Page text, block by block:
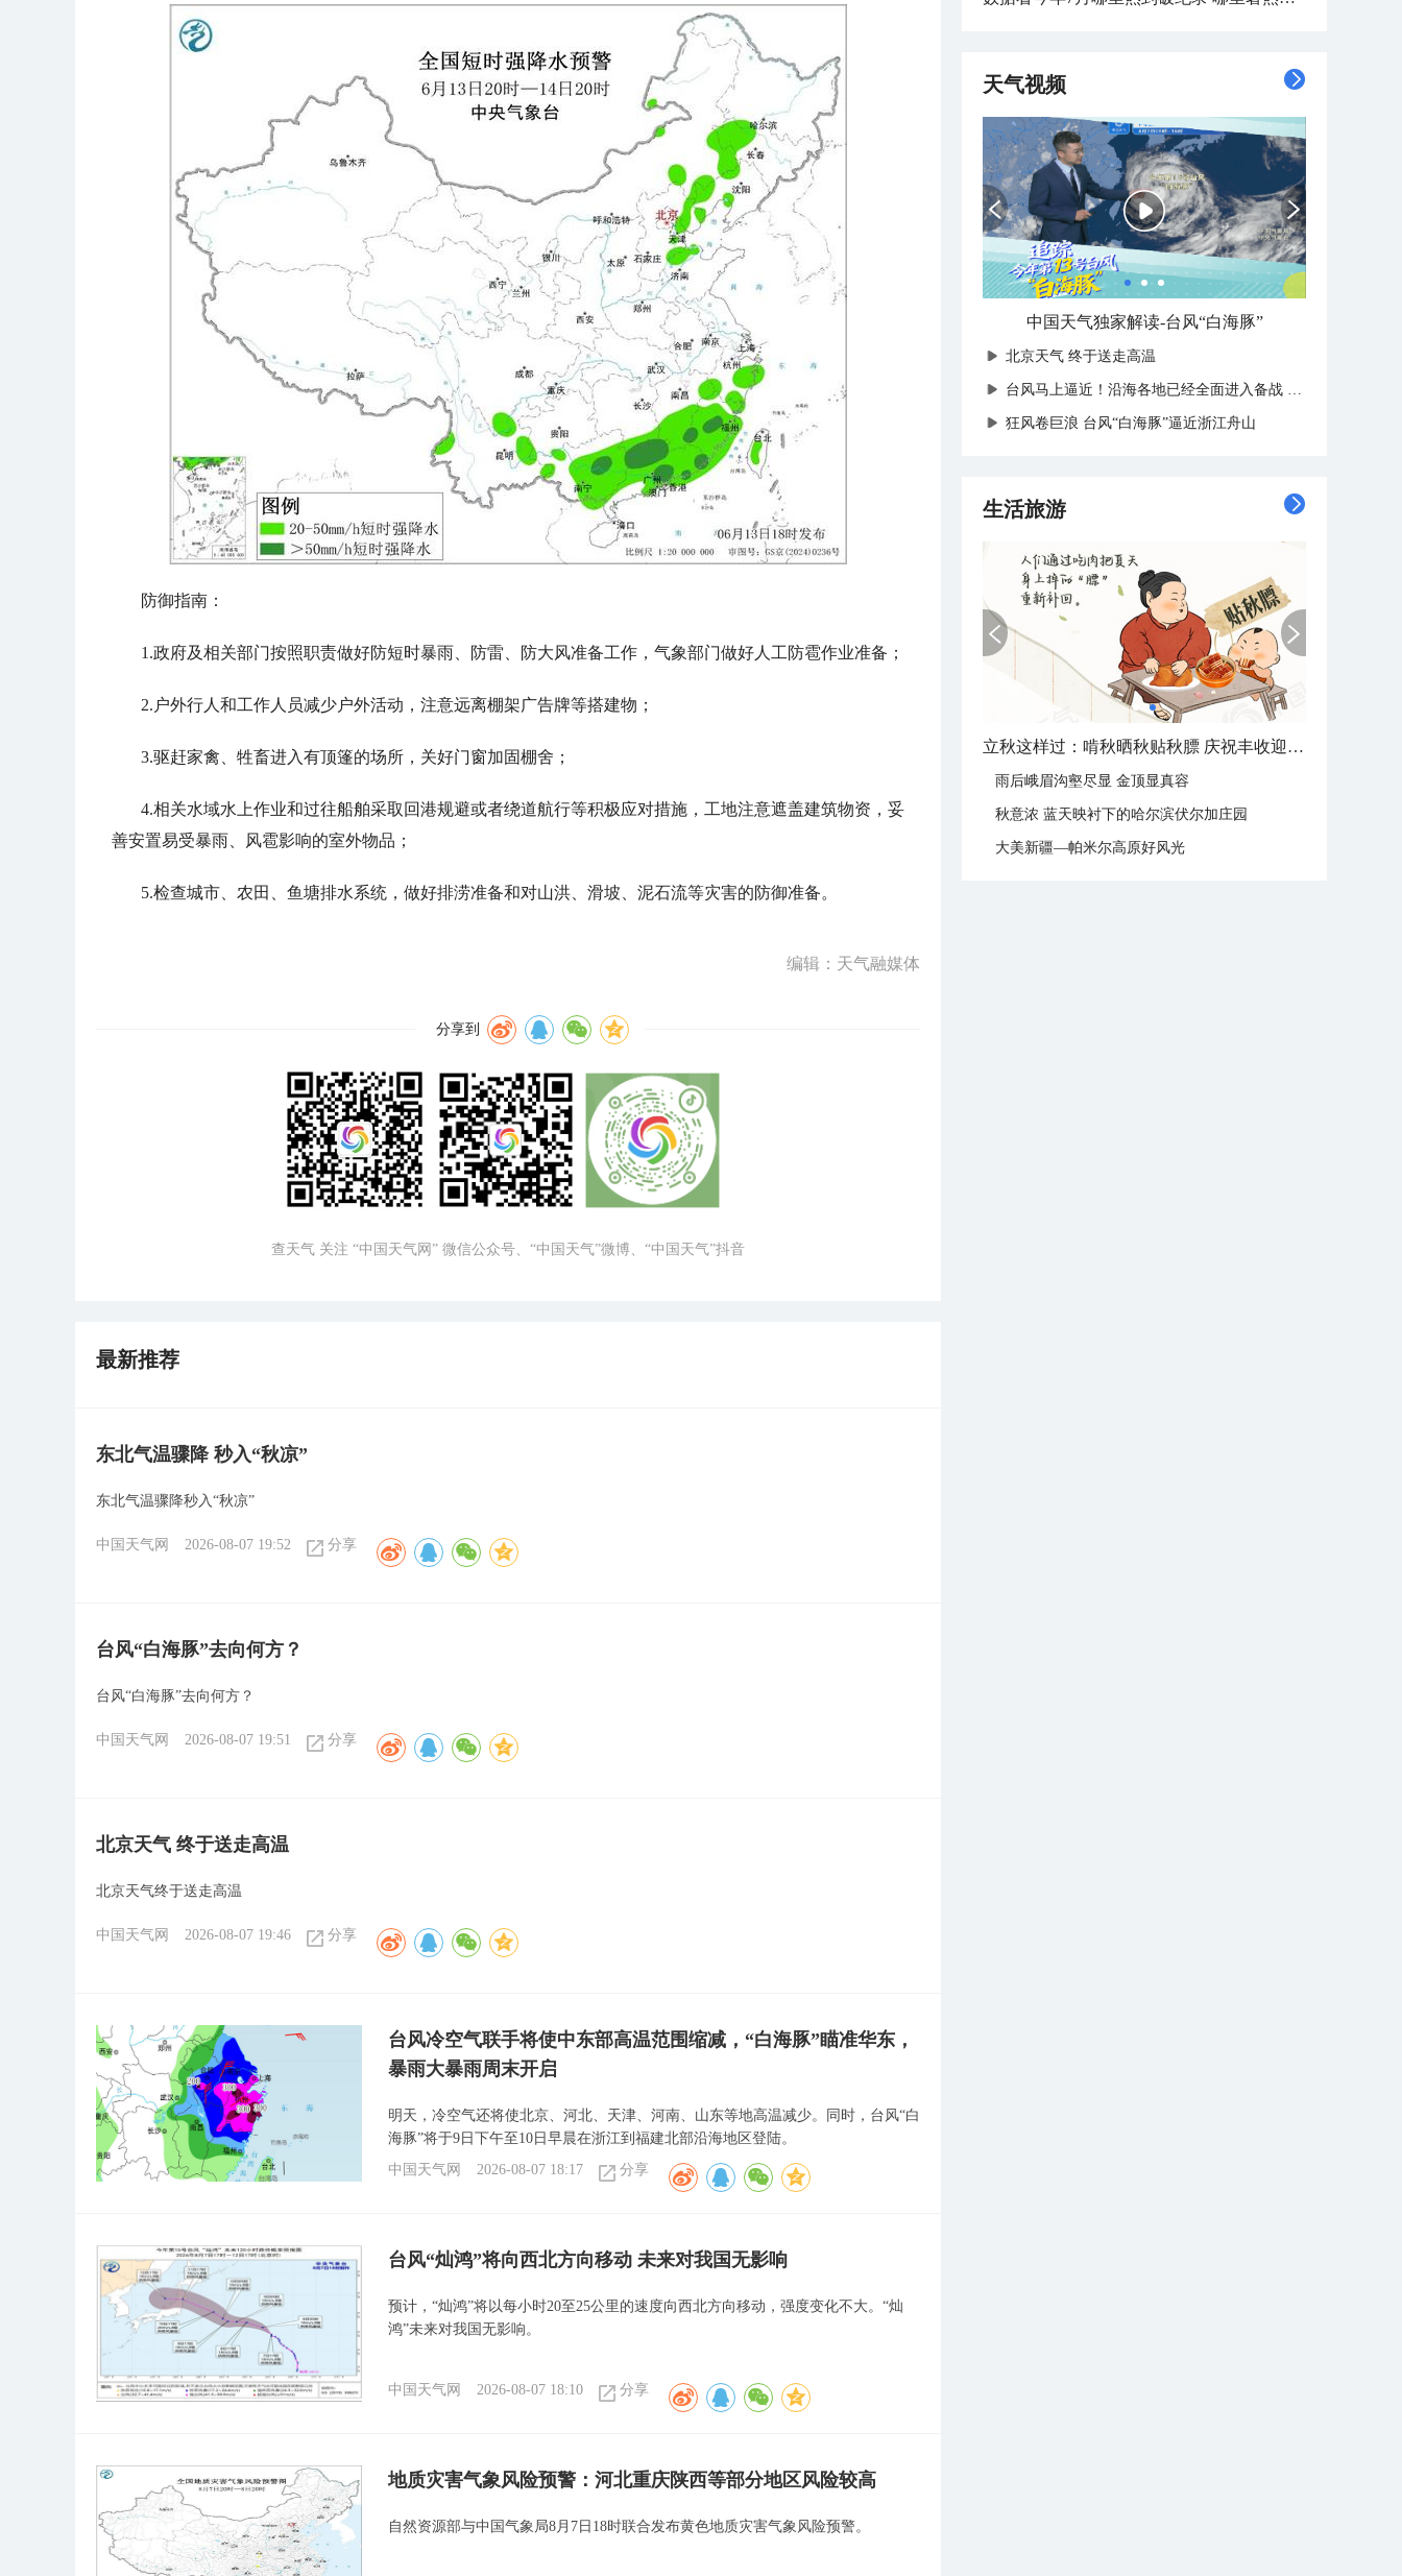
防御指南：
1.政府及相关部门按照职责做好防短时暴雨、防雷、防大风准备工作，气象部门做好人工防雹作业准备；
2.户外行人和工作人员减少户外活动，注意远离棚架广告牌等搭建物；
3.驱赶家禽、牲畜进入有顶篷的场所，关好门窗加固棚舍；
4.相关水域水上作业和过往船舶采取回港规避或者绕道航行等积极应对措施，工地注意遮盖建筑物资，妥
善安置易受暴雨、风雹影响的室外物品；
5.检查城市、农田、鱼塘排水系统，做好排涝准备和对山洪、滑坡、泥石流等灾害的防御准备。
编辑：天气融媒体
分享到
查天气 关注 “中国天气网” 微信公众号、“中国天气”微博、“中国天气”抖音
最新推荐
东北气温骤降 秒入“秋凉”
东北气温骤降秒入“秋凉”
中国天气网 2026-08-07 19:52 分享
台风“白海豚”去向何方？
台风“白海豚”去向何方？
中国天气网 2026-08-07 19:51 分享
北京天气 终于送走高温
北京天气终于送走高温
中国天气网 2026-08-07 19:46 分享
台风冷空气联手将使中东部高温范围缩减，“白海豚”瞄准华东，
暴雨大暴雨周末开启
明天，冷空气还将使北京、河北、天津、河南、山东等地高温减少。同时，台风“白
海豚”将于9日下午至10日早晨在浙江到福建北部沿海地区登陆。
中国天气网
2026-08-07 18:17 分享
台风“灿鸿”将向西北方向移动 未来对我国无影响
预计，“灿鸿”将以每小时20至25公里的速度向西北方向移动，强度变化不大。“灿
鸿”未来对我国无影响。
中国天气网 2026-08-07 18:10 分享
地质灾害气象风险预警：河北重庆陕西等部分地区风险较高
自然资源部与中国气象局8月7日18时联合发布黄色地质灾害气象风险预警。
天气视频
中国天气独家解读-台风“白海豚”
北京天气 终于送走高温
台风马上逼近！沿海各地已经全面进入备战状态
狂风卷巨浪 台风“白海豚”逼近浙江舟山
生活旅游
立秋这样过：啃秋晒秋贴秋膘 庆祝丰收迎秋来
雨后峨眉沟壑尽显 金顶显真容
秋意浓 蓝天映衬下的哈尔滨伏尔加庄园
大美新疆—帕米尔高原好风光